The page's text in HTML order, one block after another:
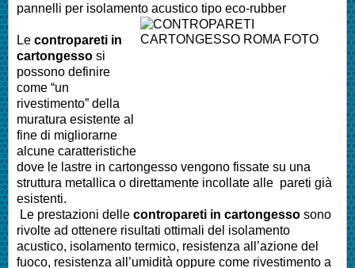
pannelli per isolamento acustico tipo eco-rubber
Le contropareti in
cartongesso si
possono definire
come “un
rivestimento” della
muratura esistente al
fine di migliorarne
alcune caratteristiche
dove le lastre in cartongesso vengono fissate su una
struttura metallica o direttamente incollate alle pareti già
esistenti.
Le prestazioni delle contropareti in cartongesso sono
rivolte ad ottenere risultati ottimali del isolamento
acustico, isolamento termico, resistenza all’azione del
fuoco, resistenza all’umidità oppure come rivestimento a